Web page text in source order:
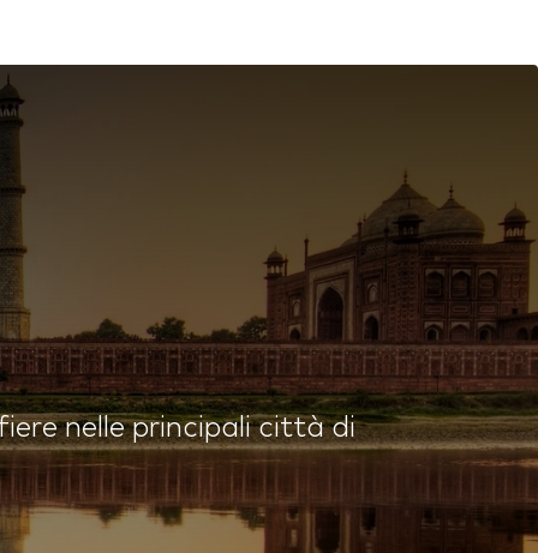
nelle principali città di